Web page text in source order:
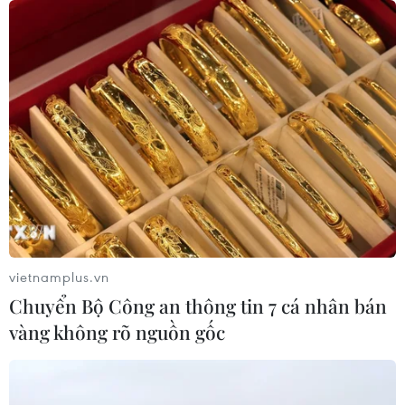
trợ 6 ngành công nghiệp chiến lược
07/08/2026 10:21
Trung Quốc hoàn thành bản đồ địa
chất mới của toàn bộ Mặt Trăng
07/08/2026 08:52
Australia đề cao hợp tác với Việt Nam
vì hòa bình, ổn định và thịnh vượng
07/08/2026 07:09
Cựu Đại sứ Australia: Tầm nhìn hợp
vietnamplus.vn
Chuyển Bộ Công an thông tin 7 cá nhân bán
vàng không rõ nguồn gốc